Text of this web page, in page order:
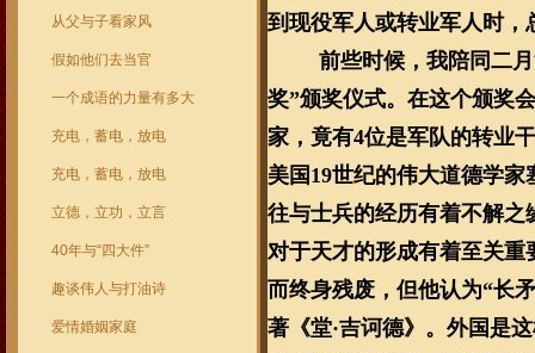
从父与子看家风
假如他们去当官
一个成语的力量有多大
充电，蓄电，放电
充电，蓄电，放电
立德，立功，立言
40年与“四大件”
趣谈伟人与打油诗
爱情婚姻家庭
到现役军人或转业军人时
前些时候，我陪同二
奖”颁奖仪式。在这个颁奖
家，竟有4位是军队的转业
美国19世纪的伟大道德学
往与士兵的经历有着不解
对于天才的形成有着至关
而终身残废，但他认为“长
著《堂·吉诃德》。外国是